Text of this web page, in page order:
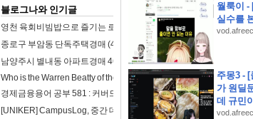
블로그나와 인기글
영천 육회비빔밥으로 즐기는 로컬 미식 여행!
종로구 부암동 단독주택경매 (47억4천) 경기상고인근 대지260평
남양주시 별내동 아파트경매 46평형(4억8천) 샛별초등학교인근
Who is the Warren Beatty of the 21st century?
경제금융용어 공부 581 : 커버드본드(이중상환청구권부 채권)
[UNIKER] CampusLog, 중간 데모를 앞두고 제품을 다듬고 실제 크루
월룩이 -
실수를
주몽3 - [
가 원딜
데 규민